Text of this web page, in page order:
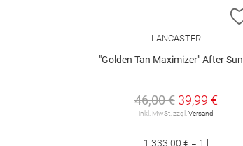
LANCASTER
"Golden Tan Maximizer" After Sun Serum Gesicht 30 ml
46,00 € 39,99 €
inkl. MwSt. zzgl. Versand
1.333,00 € = 1 l